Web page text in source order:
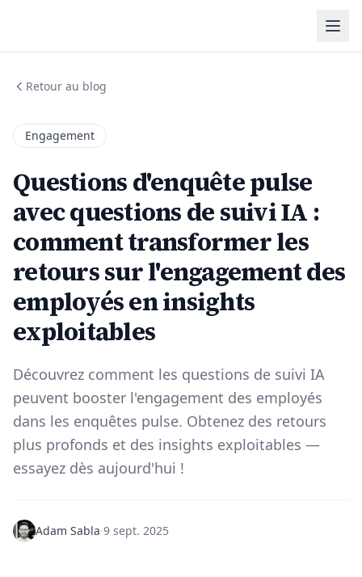
Retour au blog
Engagement
Questions d'enquête pulse
avec questions de suivi IA :
comment transformer les
retours sur l'engagement des
employés en insights
exploitables
Découvrez comment les questions de suivi IA
peuvent booster l'engagement des employés
dans les enquêtes pulse. Obtenez des retours
plus profonds et des insights exploitables —
essayez dès aujourd'hui !
Adam Sabla·9 sept. 2025